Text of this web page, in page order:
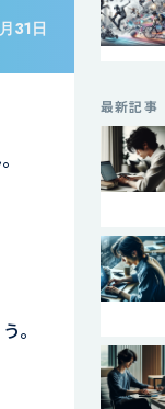
31日
。
最新記事